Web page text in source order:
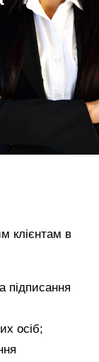
клієнтам в
підписання
осіб;